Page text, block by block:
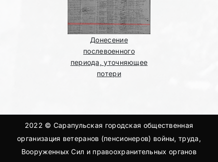
Донесение
послевоенного
периода, уточняющее
потери
2022 © Сарапульская городская общественная
организация ветеранов (пенсионеров) войны, труда,
Вооруженных Сил и правоохранительных органов